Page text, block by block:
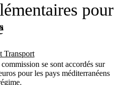
Transport
pour
se sont accordés sur
pour les pays méditerranéens